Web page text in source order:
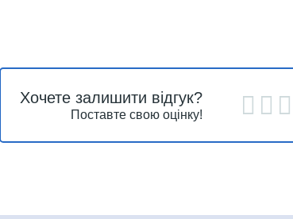
Хочете залишити відгук?
Поставте свою оцінку!